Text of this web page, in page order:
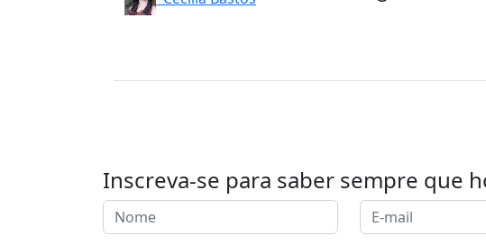
Inscreva-se para saber sempre que